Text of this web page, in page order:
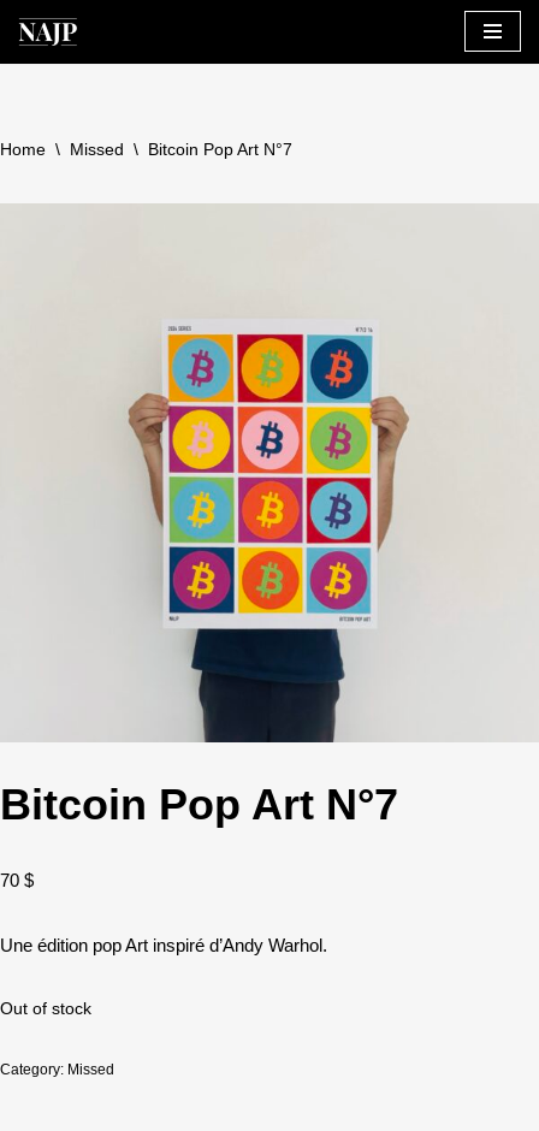
Skip
Home \ Missed \ Bitcoin Pop Art N°7
Bitcoin Pop Art N°7
70 $
Une édition pop Art inspiré d’Andy Warhol.
Out of stock
Category: Missed